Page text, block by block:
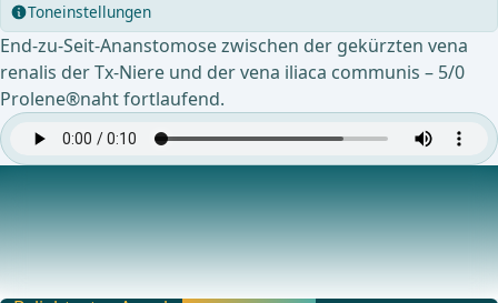
Toneinstellungen
End-zu-Seit-Ananstomose zwischen der gekürzten vena
renalis der Tx-Niere und der vena iliaca communis – 5/0
Prolene®naht fortlaufend.
Dichteprüfung der venösen Anastomose
Dichteprobe nach Setzen einer weichen (De
Bekay-)Klemme an die Vena renalis und Öffnen der
Satinsky